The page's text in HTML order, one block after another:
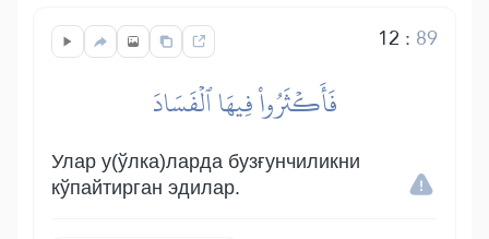
12 : 89
فَأَكۡثَرُواْ فِيهَا ٱلۡفَسَادَ
Улар у(ўлка)ларда бузғунчиликни
кўпайтирган эдилар.